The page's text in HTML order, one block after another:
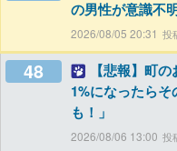
の男性が意識不
2026/08/05 20:31
48
【悲報】町
1%になったら
も！」
2026/08/06 13:00